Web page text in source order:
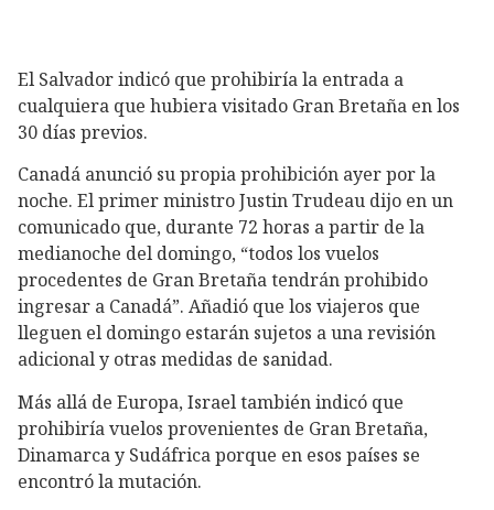
El Salvador indicó que prohibiría la entrada a
cualquiera que hubiera visitado Gran Bretaña en los
30 días previos.
Canadá anunció su propia prohibición ayer por la
noche. El primer ministro Justin Trudeau dijo en un
comunicado que, durante 72 horas a partir de la
medianoche del domingo, “todos los vuelos
procedentes de Gran Bretaña tendrán prohibido
ingresar a Canadá”. Añadió que los viajeros que
lleguen el domingo estarán sujetos a una revisión
adicional y otras medidas de sanidad.
Más allá de Europa, Israel también indicó que
prohibiría vuelos provenientes de Gran Bretaña,
Dinamarca y Sudáfrica porque en esos países se
encontró la mutación.